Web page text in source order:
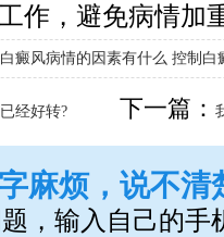
作，避免病情加
癜风病情的因素有什么 控制白
经好转? 下一篇：
麻烦，说不清
，输入自己的手